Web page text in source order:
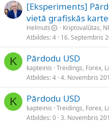
[Eksperiments]
vietā grafiskās
Helmuts
Kriptovalūtas,
Atbildes 4 16. Septembris
K Pārdodu USD
kapteinis Treidings, Forex,
Atbildes 4 4. Novembris
K Pārdodu USD
kapteinis Treidings, Forex,
Atbildes 0 3. Novembris